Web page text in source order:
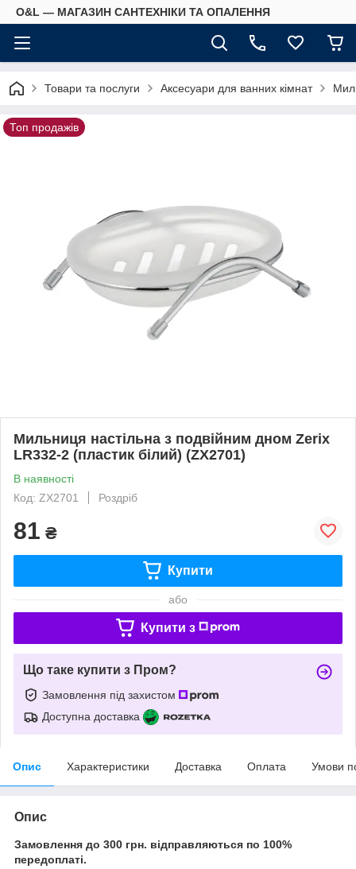
O&L — МАГАЗИН САНТЕХНІКИ ТА ОПАЛЕННЯ
Товари та послуги Аксесуари для ванних кімнат
Топ продажів
Мильниця настільна з подвійним дном Zerix
LR332-2 (пластик білий) (ZX2701)
В наявності
Код: ZX2701
Роздріб
81 ₴
Купити
або
Купити з
Що таке купити з Пром?
Замовлення під захистом
Доступна доставка
Опис Характеристики Доставка Оплата Умови
Опис
Замовлення до 300 грн. відправляються по 100%
передоплаті.